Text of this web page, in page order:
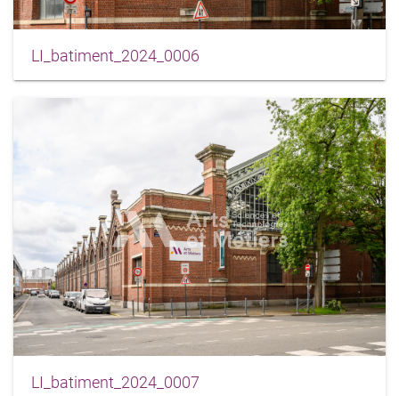
LI_batiment_2024_0006
LI_batiment_2024_0007